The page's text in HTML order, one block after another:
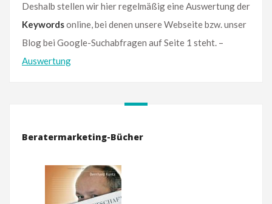
Deshalb stellen wir hier regelmäßig eine Auswertung der
Keywordsonline, bei denen unsere Webseite bzw. unser
Blog bei Google-Suchabfragen auf Seite 1 steht. –
Auswertung
Beratermarketing-Bücher